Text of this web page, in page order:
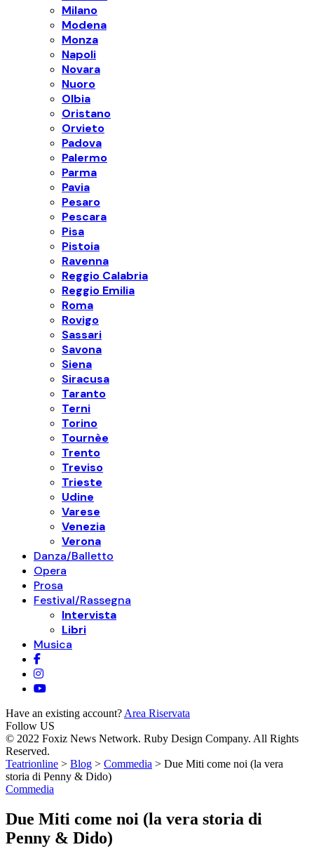
Milano
Modena
Monza
Napoli
Novara
Nuoro
Olbia
Oristano
Orvieto
Padova
Palermo
Parma
Pavia
Pesaro
Pescara
Pisa
Pistoia
Ravenna
Reggio Calabria
Reggio Emilia
Roma
Rovigo
Sassari
Savona
Siena
Siracusa
Taranto
Terni
Torino
Tournèe
Trento
Treviso
Trieste
Udine
Varese
Venezia
Verona
Danza/Balletto
Opera
Prosa
Festival/Rassegna
Intervista
Libri
Musica
Have an existing account? Area Riservata
Follow US
© 2022 Foxiz News Network. Ruby Design Company. All Rights
Reserved.
Teatrionline > Blog > Commedia > Due Miti come noi (la vera
storia di Penny & Dido)
Commedia
Due Miti come noi (la vera storia di
Penny & Dido)